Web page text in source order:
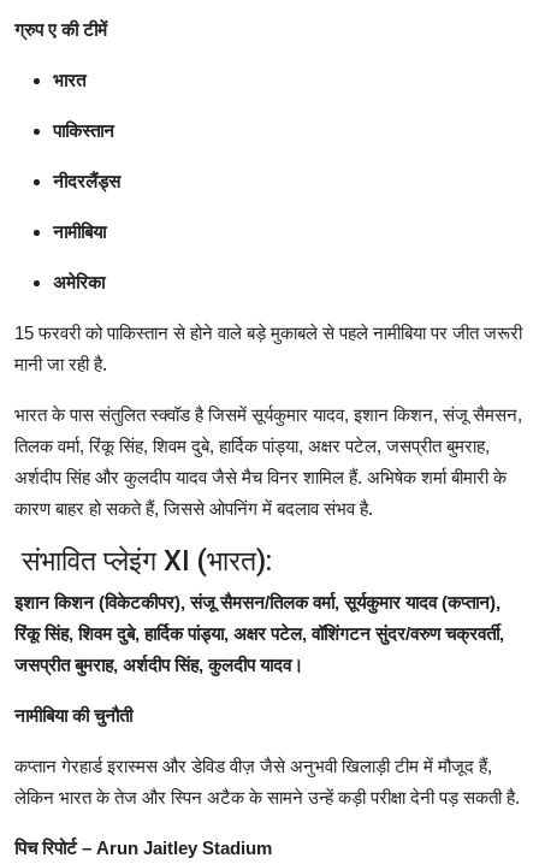
ग्रुप ए की टीमें
भारत
पाकिस्तान
नीदरलैंड्स
नामीबिया
अमेरिका
15 फरवरी को पाकिस्तान से होने वाले बड़े मुकाबले से पहले नामीबिया पर जीत जरूरी
मानी जा रही है.
भारत के पास संतुलित स्क्वॉड है जिसमें सूर्यकुमार यादव, इशान किशन, संजू सैमसन,
तिलक वर्मा, रिंकू सिंह, शिवम दुबे, हार्दिक पांड्या, अक्षर पटेल, जसप्रीत बुमराह,
अर्शदीप सिंह और कुलदीप यादव जैसे मैच विनर शामिल हैं. अभिषेक शर्मा बीमारी के
कारण बाहर हो सकते हैं, जिससे ओपनिंग में बदलाव संभव है.
संभावित प्लेइंग XI (भारत):
इशान किशन (विकेटकीपर), संजू सैमसन/तिलक वर्मा, सूर्यकुमार यादव (कप्तान),
रिंकू सिंह, शिवम दुबे, हार्दिक पांड्या, अक्षर पटेल, वॉशिंगटन सुंदर/वरुण चक्रवर्ती,
जसप्रीत बुमराह, अर्शदीप सिंह, कुलदीप यादव।
नामीबिया की चुनौती
कप्तान गेरहार्ड इरास्मस और डेविड वीज़ जैसे अनुभवी खिलाड़ी टीम में मौजूद हैं,
लेकिन भारत के तेज और स्पिन अटैक के सामने उन्हें कड़ी परीक्षा देनी पड़ सकती है.
पिच रिपोर्ट – Arun Jaitley Stadium